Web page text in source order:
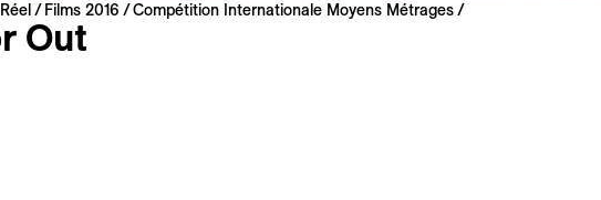
Films 2016 Compétition Internationale Moyens Métrages
Out